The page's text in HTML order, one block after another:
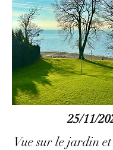
25/11/
Vue sur le jardin